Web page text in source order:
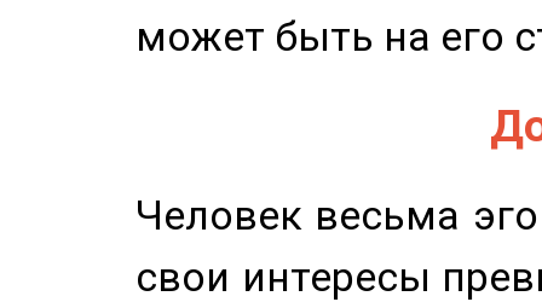
может быть на его
Человек весьма
свои интересы